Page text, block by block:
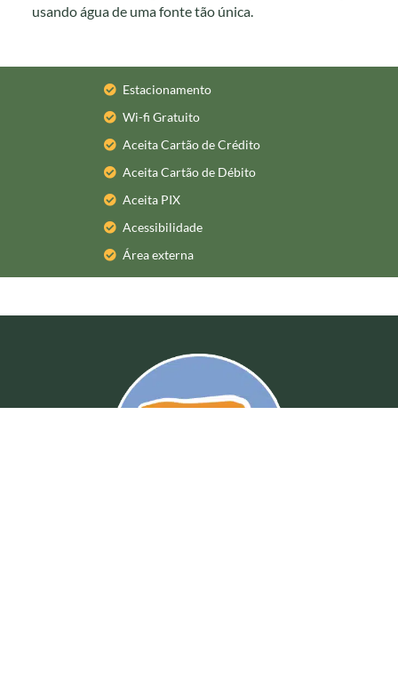
usando água de uma fonte tão única.
Estacionamento
Wi-fi Gratuito
Aceita Cartão de Crédito
Aceita Cartão de Débito
Aceita PIX
Acessibilidade
Área externa